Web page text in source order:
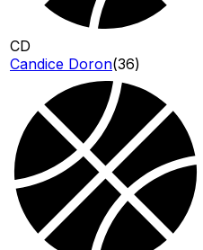
CD
Candice Doron(36)